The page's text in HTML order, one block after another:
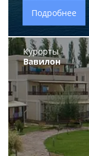
Подробнее
Курорты
Вавилон